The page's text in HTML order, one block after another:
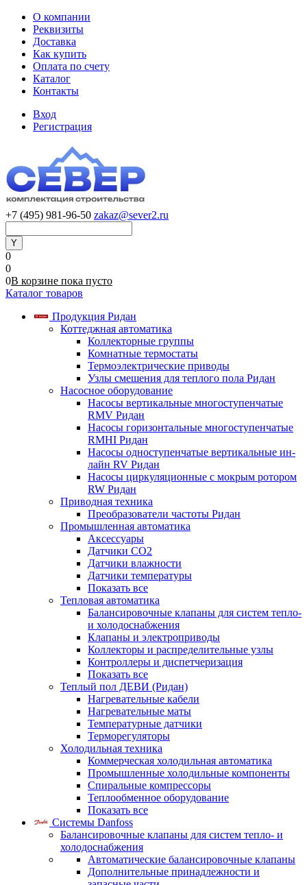
О компании
Реквизиты
Доставка
Как купить
Оплата по счету
Каталог
Контакты
Вход
Регистрация
+7 (495) 981-96-50 zakaz@sever2.ru
0
0
0В корзине пока пусто
Каталог товаров
Продукция Ридан
Коттеджная автоматика
Коллекторные группы
Комнатные термостаты
Термоэлектрические приводы
Узлы смешения для теплого пола Ридан
Насосное оборудование
Насосы вертикальные многоступенчатые
RMV Ридан
Насосы горизонтальные многоступенчатые
RMHI Ридан
Насосы одноступенчатые вертикальные ин-
лайн RV Ридан
Насосы циркуляционные с мокрым ротором
RW Ридан
Приводная техника
Преобразователи частоты Ридан
Промышленная автоматика
Аксессуары
Датчики CO2
Датчики влажности
Датчики температуры
Показать все
Тепловая автоматика
Балансировочные клапаны для систем тепло-
и холодоснабжения
Клапаны и электроприводы
Коллекторы и распределительные узлы
Контроллеры и диспетчеризация
Показать все
Теплый пол ДЕВИ (Ридан)
Нагревательные кабели
Нагревательные маты
Температурные датчики
Терморегуляторы
Холодильная техника
Коммерческая холодильная автоматика
Промышленные холодильные компоненты
Спиральные компрессоры
Теплообменное оборудование
Показать все
Системы Danfoss
Балансировочные клапаны для систем тепло- и
холодоснабжения
Автоматические балансировочные клапаны
Дополнительные принадлежности и